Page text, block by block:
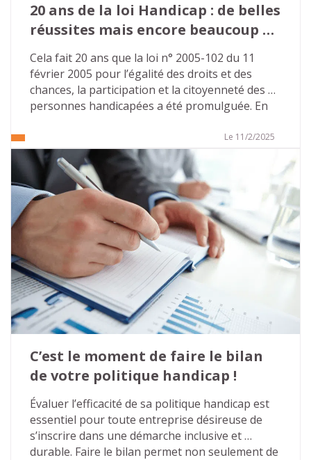
20 ans de la loi Handicap : de belles
réussites mais encore beaucoup à
faire…
Cela fait 20 ans que la loi n° 2005-102 du 11
février 2005 pour l’égalité des droits et des
chances, la participation et la citoyenneté des
personnes handicapées a été promulguée. En
et apportait de nombreuses évolutions dans la
prise en compte du handicap et la recherche
d’une société inclusive. Cette volonté était
confortée, en 2010, par la ratification de la
convention relative aux droits des personnes
handicapées, par la France, qui réaffirme les
droits humains issus des textes de la
Déclaration universelle des droits de l’homme et
interdit les discriminations fondées sur le
handicap.
Le 11/2/2025
C’est le moment de faire le bilan
de votre politique handicap !
Évaluer l’efficacité de sa politique handicap est
essentiel pour toute entreprise désireuse de
s’inscrire dans une démarche inclusive et
durable. Faire le bilan permet non seulement de